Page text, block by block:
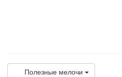
Полезные мелочи